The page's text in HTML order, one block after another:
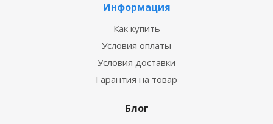
Информация
Как купить
Условия оплаты
Условия доставки
Гарантия на товар
Блог